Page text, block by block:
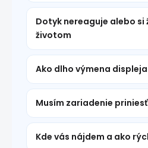
Dotyk nereaguje alebo si
životom
Ako dlho výmena
Musím zariadenie
Kde vás nájdem a ako